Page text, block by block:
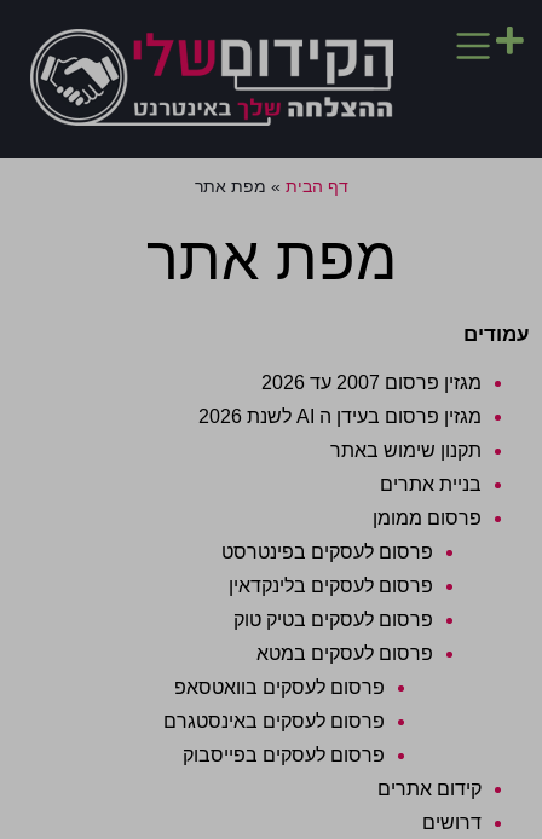
דף הבית » מפת אתר
מפת אתר
עמודים
מגזין פרסום 2007 עד 2026
מגזין פרסום בעידן ה AI לשנת 2026
תקנון שימוש באתר
בניית אתרים
פרסום ממומן
פרסום לעסקים בפינטרסט
פרסום לעסקים בלינקדאין
פרסום לעסקים בטיק טוק
פרסום לעסקים במטא
פרסום לעסקים בוואטסאפ
פרסום לעסקים באינסטגרם
פרסום לעסקים בפייסבוק
קידום אתרים
דרושים